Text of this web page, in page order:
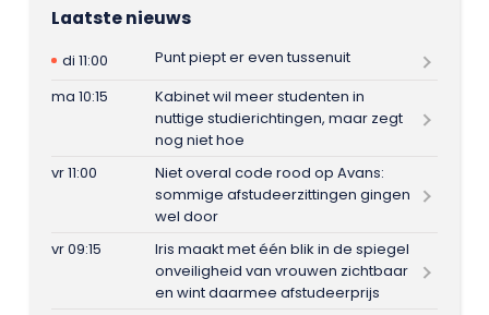
Laatste nieuws
di 11:00
Punt piept er even tussenuit
ma 10:15
Kabinet wil meer studenten in
nuttige studierichtingen, maar zegt
nog niet hoe
vr 11:00
Niet overal code rood op Avans:
sommige afstudeerzittingen gingen
wel door
vr 09:15
Iris maakt met één blik in de spiegel
onveiligheid van vrouwen zichtbaar
en wint daarmee afstudeerprijs